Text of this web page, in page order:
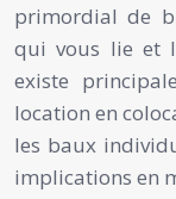
primordial de
qui vous lie et
existe
location en
les baux
implications en